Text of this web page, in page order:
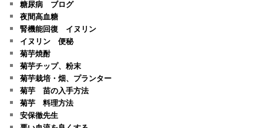
糖尿病 ブログ
夜間高血糖
腎機能回復 イヌリン
イヌリン 便秘
菊芋焼酎
菊芋チップ、粉末
菊芋栽培・畑、プランター
菊芋 苗の入手方法
菊芋 料理方法
安保徹先生